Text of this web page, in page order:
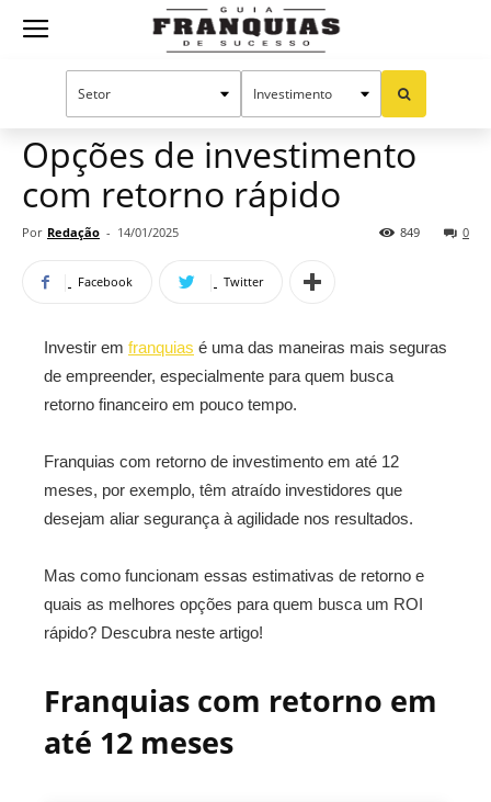
Guia
Oportunidades e tendências
Opções de investimento
com retorno rápido
Por Redação - 14/01/2025 0
849
Facebook Twitter
Investir em franquias é uma das maneiras mais seguras
de empreender, especialmente para quem busca
retorno financeiro em pouco tempo.
Franquias com retorno de investimento em até 12
meses, por exemplo, têm atraído investidores que
desejam aliar segurança à agilidade nos resultados.
Mas como funcionam essas estimativas de retorno e
quais as melhores opções para quem busca um ROI
rápido? Descubra neste artigo!
Franquias com retorno em
até 12 meses